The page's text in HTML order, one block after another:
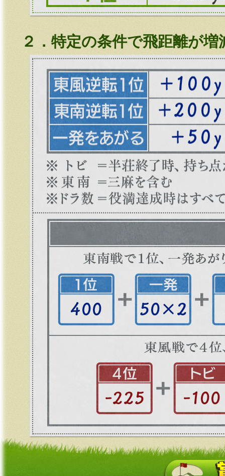
２．特定の条件で飛距離が増